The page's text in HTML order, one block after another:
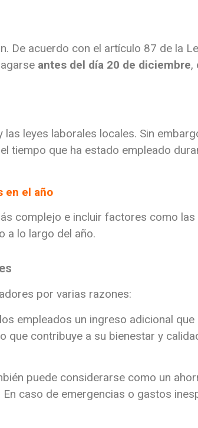
De acuerdo con el artículo 87 de la
antes del día 20 de diciembre,
leyes laborales locales. Sin
tiempo que ha estado empleado
en el año
complejo e incluir factores como
a lo largo del año.
por varias razones:
empleados un ingreso adicional
que contribuye a su bienestar y
puede considerarse como un
caso de emergencias o gastos